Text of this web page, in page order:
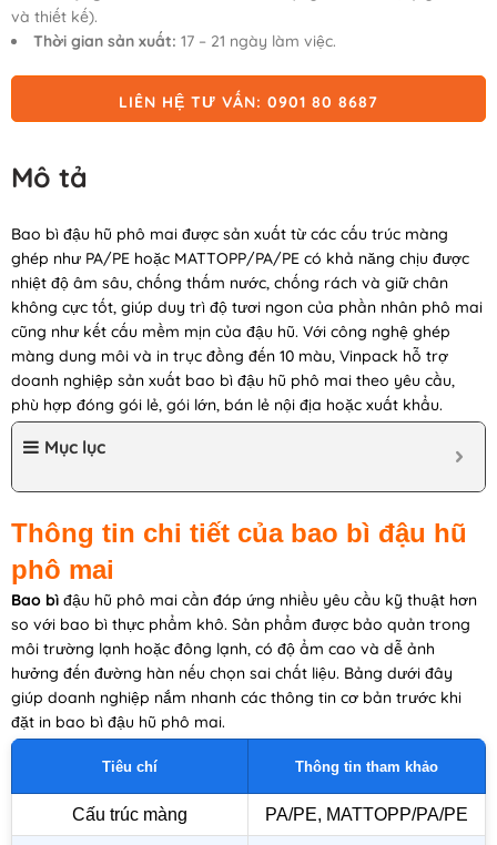
và thiết kế).
Thời gian sản xuất: 17 – 21 ngày làm việc.
LIÊN HỆ TƯ VẤN: 0901 80 8687
Mô tả
Bao bì đậu hũ phô mai được sản xuất từ các cấu trúc màng
ghép như PA/PE hoặc MATTOPP/PA/PE có khả năng chịu được
nhiệt độ âm sâu, chống thấm nước, chống rách và giữ chân
không cực tốt, giúp duy trì độ tươi ngon của phần nhân phô mai
cũng như kết cấu mềm mịn của đậu hũ. Với công nghệ ghép
màng dung môi và in trục đồng đến 10 màu, Vinpack hỗ trợ
doanh nghiệp sản xuất bao bì đậu hũ phô mai theo yêu cầu,
phù hợp đóng gói lẻ, gói lớn, bán lẻ nội địa hoặc xuất khẩu.
Mục lục
Thông tin chi tiết của bao bì đậu hũ
phô mai
Bao bì đậu hũ phô mai cần đáp ứng nhiều yêu cầu kỹ thuật hơn
so với bao bì thực phẩm khô. Sản phẩm được bảo quản trong
môi trường lạnh hoặc đông lạnh, có độ ẩm cao và dễ ảnh
hưởng đến đường hàn nếu chọn sai chất liệu. Bảng dưới đây
giúp doanh nghiệp nắm nhanh các thông tin cơ bản trước khi
đặt in bao bì đậu hũ phô mai.
Tiêu chí Thông tin tham khảo
Cấu trúc màng PA/PE, MATTOPP/PA/PE